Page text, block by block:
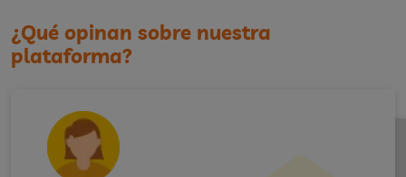
¿Qué opinan sobre nuestra
plataforma?